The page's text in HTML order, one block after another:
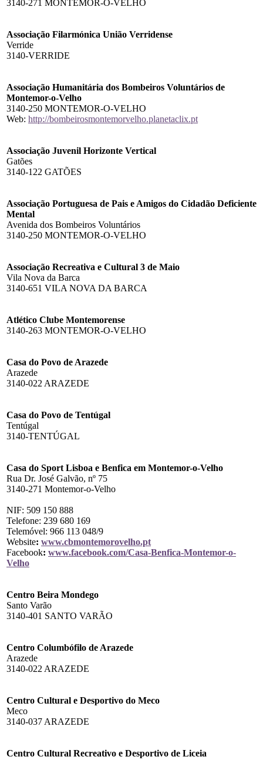
3140-271 MONTEMOR-O-VELHO
Associação Filarmónica União Verridense
Verride
3140-VERRIDE
Associação Humanitária dos Bombeiros Voluntários de
Montemor-o-Velho
3140-250 MONTEMOR-O-VELHO
Web: http://bombeirosmontemorvelho.planetaclix.pt
Associação Juvenil Horizonte Vertical
Gatões
3140-122 GATÕES
Associação Portuguesa de Pais e Amigos do Cidadão Deficiente
Mental
Avenida dos Bombeiros Voluntários
3140-250 MONTEMOR-O-VELHO
Associação Recreativa e Cultural 3 de Maio
Vila Nova da Barca
3140-651 VILA NOVA DA BARCA
Atlético Clube Montemorense
3140-263 MONTEMOR-O-VELHO
Casa do Povo de Arazede
Arazede
3140-022 ARAZEDE
Casa do Povo de Tentúgal
Tentúgal
3140-TENTÚGAL
Casa do Sport Lisboa e Benfica em Montemor-o-Velho
Rua Dr. José Galvão, nº 75
3140-271 Montemor-o-Velho
NIF: 509 150 888
Telefone: 239 680 169
Telemóvel: 966 113 048/9
Website: www.cbmontemorovelho.pt
Facebook: www.facebook.com/Casa-Benfica-Montemor-o-
Velho
Centro Beira Mondego
Santo Varão
3140-401 SANTO VARÃO
Centro Columbófilo de Arazede
Arazede
3140-022 ARAZEDE
Centro Cultural e Desportivo do Meco
Meco
3140-037 ARAZEDE
Centro Cultural Recreativo e Desportivo de Liceia